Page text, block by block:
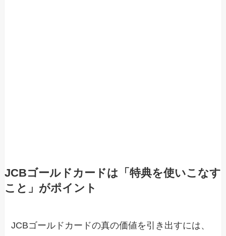
JCBゴールドカードは「特典を使いこなす
こと」がポイント
JCBゴールドカードの真の価値を引き出すには、